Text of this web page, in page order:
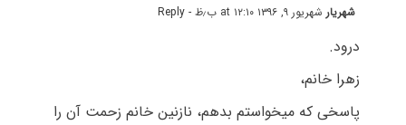
شهریارشهریور ۹, ۱۳۹۶ at ۱۲:۱۰ ب٫ظ - Reply
درود.
زهرا خانم،
پاسخی که میخواستم بدهم، نازنین خانم زحمت آن را